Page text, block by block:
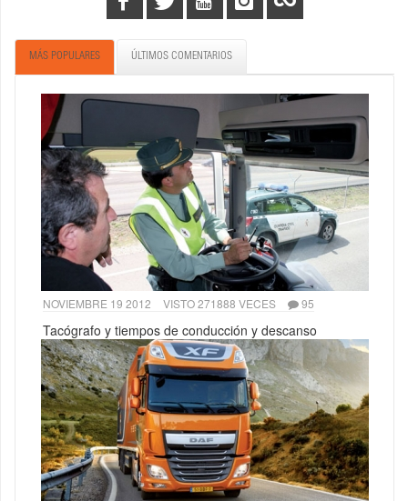
MÁS POPULARES ÚLTIMOS COMENTARIOS
NOVIEMBRE 19 2012 VISTO 271888 VECES 95
Tacógrafo y tiempos de conducción y descanso